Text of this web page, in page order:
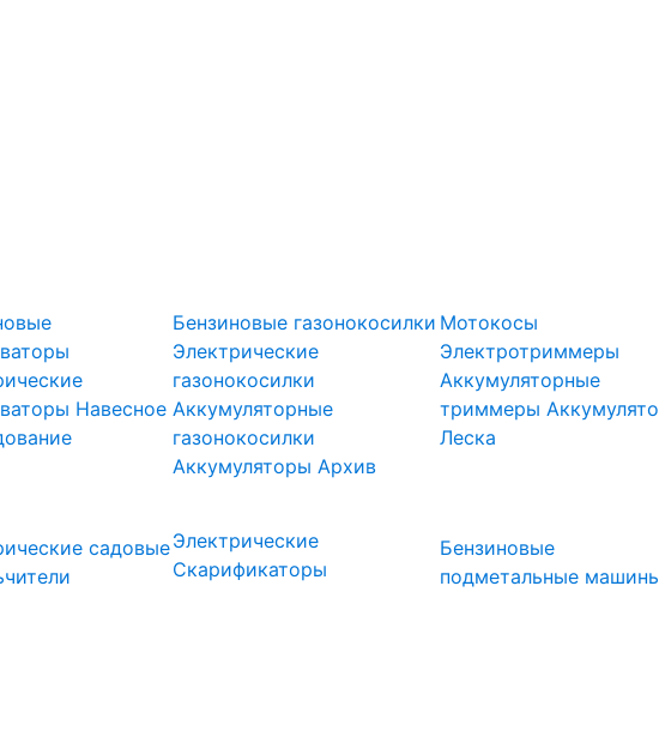
Навесное
садовые
Бензиновые газонокосилки
Электрические
газонокосилки
Аккумуляторные
газонокосилки
Аккумуляторы Архив
Электрические
Скарификаторы
Мотокосы
Электротриммеры
Аккумуляторные
триммеры
Леска
Бензиновые
подметальные